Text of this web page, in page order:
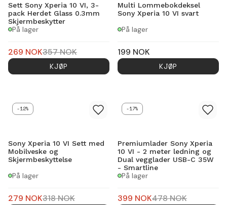
Sett Sony Xperia 10 VI, 3-
pack Herdet Glass 0.3mm
Skjermbeskytter
På lager
269 NOK357NOK
KJØP
Multi Lommebokdeksel
Sony Xperia 10 VI svart
På lager
199 NOK
KJØP
-12%
Sony Xperia 10 VI Sett med
Mobilveske og
Skjermbeskyttelse
På lager
279 NOK318NOK
-17%
Premiumlader Sony Xperia
10 VI - 2 meter ledning og
Dual vegglader USB-C 35W
- Smartline
På lager
399 NOK478NOK